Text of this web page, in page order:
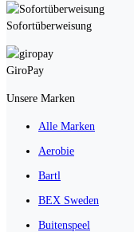
Sofortüberweisung
GiroPay
Unsere Marken
Alle Marken
Aerobie
Bartl
BEX Sweden
Buitenspeel